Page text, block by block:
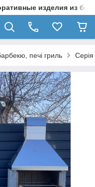
изделия из
печі гриль